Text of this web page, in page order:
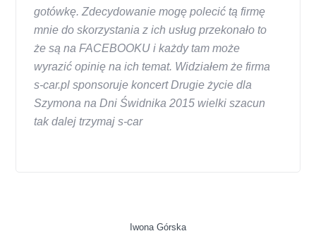
gotówkę. Zdecydowanie mogę polecić tą firmę
mnie do skorzystania z ich usług przekonało to
że są na FACEBOOKU i każdy tam może
wyrazić opinię na ich temat. Widziałem że firma
s-car.pl sponsoruje koncert Drugie życie dla
Szymona na Dni Świdnika 2015 wielki szacun
tak dalej trzymaj s-car
Iwona Górska